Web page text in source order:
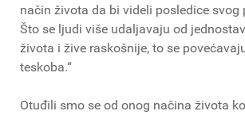
način života da bi videli posledice
Što se ljudi više udaljavaju od
života i žive raskošnije, to se
teskoba.“
Otuđili smo se od onog načina života